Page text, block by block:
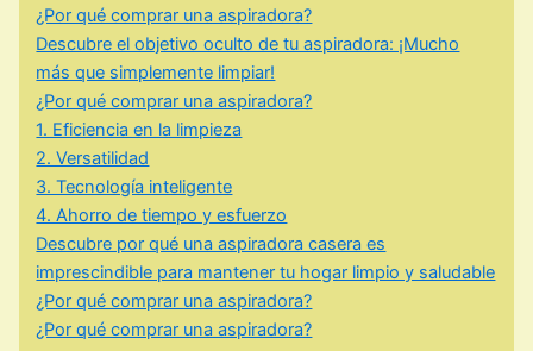
¿Por qué comprar una aspiradora?
Descubre el objetivo oculto de tu aspiradora: ¡Mucho
más que simplemente limpiar!
¿Por qué comprar una aspiradora?
1. Eficiencia en la limpieza
2. Versatilidad
3. Tecnología inteligente
4. Ahorro de tiempo y esfuerzo
Descubre por qué una aspiradora casera es
imprescindible para mantener tu hogar limpio y saludable
¿Por qué comprar una aspiradora?
¿Por qué comprar una aspiradora?